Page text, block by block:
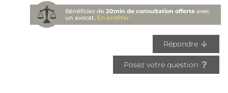
Bénéficiez de20min de consultation offerte avec
un avocat. En profiter
Répondre
Posez votre question